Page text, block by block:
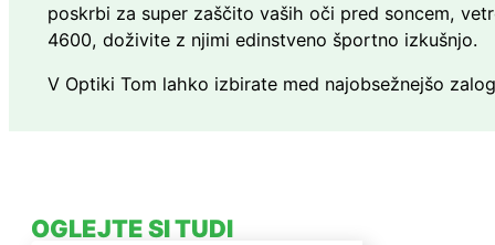
poskrbi za super zaščito vaših oči pred soncem,
4600, doživite z njimi edinstveno športno izkušnjo.
V Optiki Tom lahko izbirate med najobsežnejšo
OGLEJTE SI TUDI